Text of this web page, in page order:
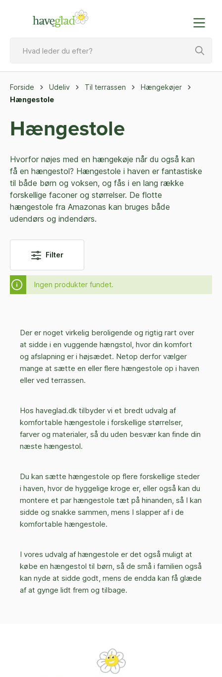
Forside Udeliv Til terrassen
Hængekøjer
Hængestole
Hængestole
Hvorfor nøjes med en hængekøje når du også kan
få en hængestol? Hængestole i haven er fantastiske
til både børn og voksen, og fås i en lang række
forskellige faconer og størrelser. De flotte
hængestole fra Amazonas kan bruges både
udendørs og indendørs.
Filter
Ingen produkter fundet.
Der er noget virkelig beroligende og rigtig rart over
at sidde i en vuggende hængstol, hvor din komfort
og afslapning er i højsædet. Netop derfor vælger
mange at sætte en eller flere hængestole op i haven
eller ved terrassen.
Hos haveglad.dk tilbyder vi et bredt udvalg af
komfortable hængestole i forskellige størrelser,
farver og materialer, så du uden besvær kan finde din
næste hængestol.
Du kan sætte hængestole op flere forskellige steder
i haven, hvor de hyggelige kroge er, eller også kan du
montere et par hængestole tæt på hinanden, så I kan
sidde og snakke sammen, mens I slapper af i de
komfortable hængestole.
I vores udvalg af hængestole er det også muligt at
købe en hængestol til børn, så de små i familien også
kan nyde at sidde godt, mens de endda kan få glæde
af at gynge lidt frem og tilbage.